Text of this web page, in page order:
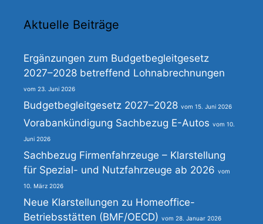
Aktuelle Beiträge
Ergänzungen zum Budgetbegleitgesetz
2027–2028 betreffend Lohnabrechnungen
23. Juni 2026
Budgetbegleitgesetz 2027–2028 15. Juni 2026
Vorabankündigung Sachbezug E-Autos 10.
Juni 2026
Sachbezug Firmenfahrzeuge – Klarstellung
für Spezial- und Nutzfahrzeuge ab 2026
10. März 2026
Neue Klarstellungen zu Homeoffice-
Betriebsstätten (BMF/OECD)
28. Januar 2026